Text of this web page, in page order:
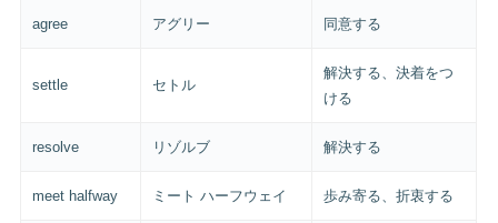
agree アグリー 同意する
settle セトル
解決する、決着をつ
ける
resolve リゾルブ 解決する
meet halfway ミート ハーフウェイ 歩み寄る、折衷する